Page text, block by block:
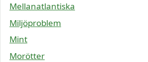
Mellanatlantiska
Miljöproblem
Mint
Morötter